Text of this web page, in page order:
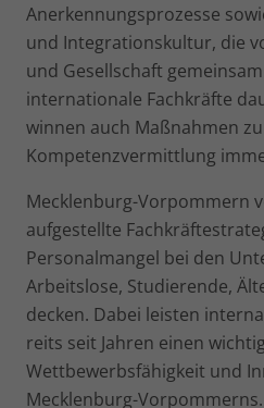
Anerkennungs­prozesse
und Integrationskultur, die
und Gesellschaft
internationale Fachkräfte
winnen auch Maßnahmen
Kompetenz­vermittlung
Mecklenburg-Vorpommern
aufgestellte
Personalmangel bei den
Arbeitslose, Studierende,
decken. Dabei leisten
reits seit Jahren einen
Wettbewerbs­fähigkeit und
Mecklenburg-